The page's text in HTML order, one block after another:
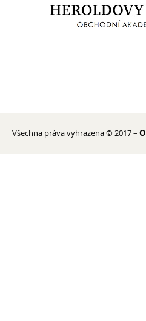
Maturitní zkoušky
Turistický
Všechna práva vyhrazena © 2017 –